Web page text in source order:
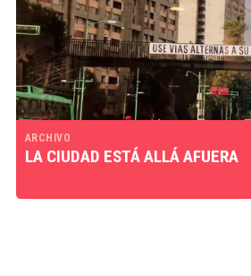
ARCHIVO
LA CIUDAD ESTÁ ALLÁ AFUERA